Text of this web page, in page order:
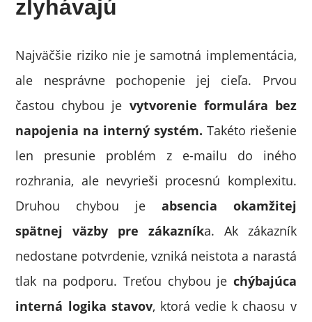
zlyhávajú
Najväčšie riziko nie je samotná implementácia,
ale nesprávne pochopenie jej cieľa. Prvou
častou chybou je vytvorenie formulára bez
napojenia na interný systém. Takéto riešenie
len presunie problém z e-mailu do iného
rozhrania, ale nevyrieši procesnú komplexitu.
Druhou chybou je absencia okamžitej
spätnej väzby pre zákazníka. Ak zákazník
nedostane potvrdenie, vzniká neistota a narastá
tlak na podporu. Treťou chybou je chýbajúca
interná logika stavov, ktorá vedie k chaosu v